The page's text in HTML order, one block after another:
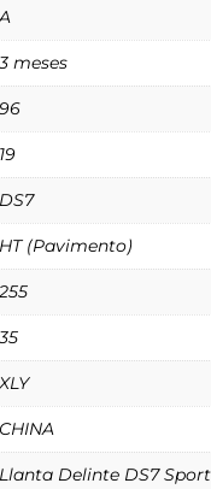
A
3 meses
96
19
DS7
HT (Pavimento)
255
35
XLY
CHINA
Llanta Delinte DS7 Sport